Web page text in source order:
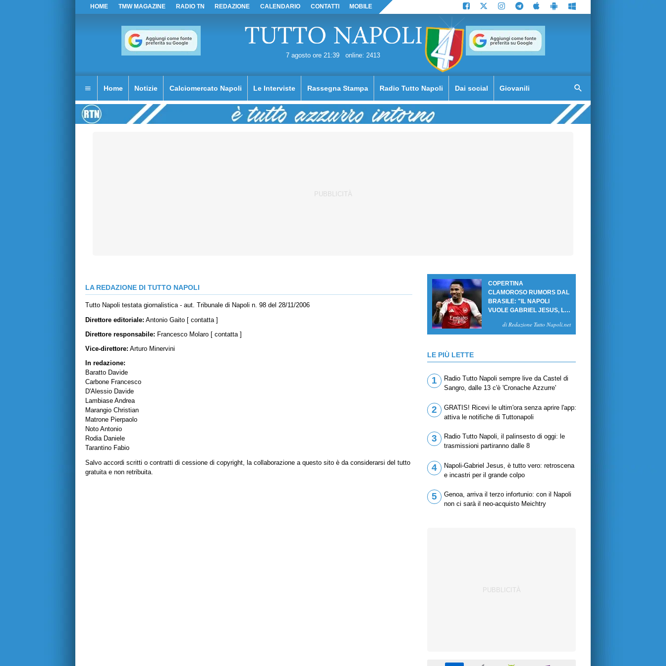
HOME TMW MAGAZINE RADIO TN REDAZIONE CALENDARIO CONTATTI MOBILE
7 agosto ore 21:39 online: 2413
Home Notizie Calciomercato Napoli Le Interviste Rassegna Stampa Radio Tutto Napoli Dai social Giovanili
LA REDAZIONE DI TUTTO NAPOLI
Tutto Napoli testata giornalistica - aut. Tribunale di Napoli n. 98 del 28/11/2006
Direttore editoriale: Antonio Gaito [ contatta ]
Direttore responsabile: Francesco Molaro [ contatta ]
Vice-direttore: Arturo Minervini
In redazione:
Baratto Davide
Carbone Francesco
D'Alessio Davide
Lambiase Andrea
Marangio Christian
Matrone Pierpaolo
Noto Antonio
Rodia Daniele
Tarantino Fabio
Salvo accordi scritti o contratti di cessione di copyright, la collaborazione a questo sito è da considerarsi del tutto
gratuita e non retribuita.
COPERTINA
CLAMOROSO RUMORS DAL
BRASILE: "IL NAPOLI
VUOLE GABRIEL JESUS, LE
di Redazione Tutto Napoli.net
LE PIÙ LETTE
1
Radio Tutto Napoli sempre live da Castel di
Sangro, dalle 13 c'è 'Cronache Azzurre'
2
GRATIS! Ricevi le ultim'ora senza aprire l'app:
attiva le notifiche di Tuttonapoli
3
Radio Tutto Napoli, il palinsesto di oggi: le
trasmissioni partiranno dalle 8
4
Napoli-Gabriel Jesus, è tutto vero: retroscena
e incastri per il grande colpo
5
Genoa, arriva il terzo infortunio: con il Napoli
non ci sarà il neo-acquisto Meichtry